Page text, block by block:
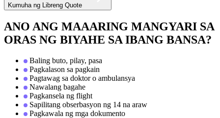
Kumuha ng Libreng Quote
ANO ANG MAAARING MANGYARI SA
ORAS NG BIYAHE SA IBANG BANSA?
Baling buto, pilay, pasa
Pagkalason sa pagkain
Pagtawag sa doktor o ambulansya
Nawalang bagahe
Pagkansela ng flight
Sapilitang obserbasyon ng 14 na araw
Pagkawala ng mga dokumento